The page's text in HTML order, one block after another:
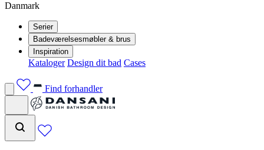
Danmark
Serier
Badeværelsesmøbler & brus
Inspiration
Kataloger Design dit bad Cases
Find forhandler